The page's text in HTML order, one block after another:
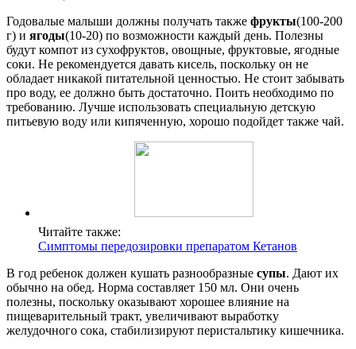
Годовалые малыши должны получать также фрукты(100-200
г) и ягоды(10-20) по возможности каждый день. Полезны
будут компот из сухофруктов, овощные, фруктовые, ягодные
соки. Не рекомендуется давать кисель, поскольку он не
обладает никакой питательной ценностью. Не стоит забывать
про воду, ее должно быть достаточно. Поить необходимо по
требованию. Лучше использовать специальную детскую
питьевую воду или кипяченную, хорошо подойдет также чай.
Читайте также:
Симптомы передозировки препаратом Кетанов
В год ребенок должен кушать разнообразные супы. Дают их
обычно на обед. Норма составляет 150 мл. Они очень
полезны, поскольку оказывают хорошее влияние на
пищеварительный тракт, увеличивают выработку
желудочного сока, стабилизируют перистальтику кишечника.